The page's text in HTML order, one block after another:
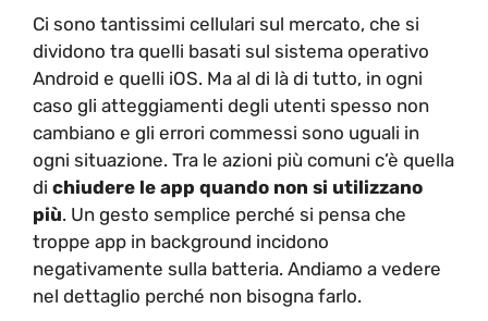
Ci sono tantissimi cellulari sul mercato, che si
dividono tra quelli basati sul sistema operativo
Android e quelli iOS. Ma al di là di tutto, in ogni
caso gli atteggiamenti degli utenti spesso non
cambiano e gli errori commessi sono uguali in
ogni situazione. Tra le azioni più comuni c’è quella
di chiudere le app quando non si utilizzano
più. Un gesto semplice perché si pensa che
troppe app in background incidono
negativamente sulla batteria. Andiamo a vedere
nel dettaglio perché non bisogna farlo.